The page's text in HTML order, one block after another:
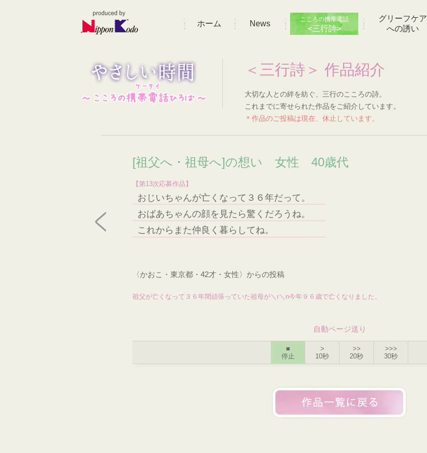
ホーム News こころの携帯電話
<三行詩>
グリーフケア
への誘い
＜三行詩＞ 作品紹介
大切な人との絆を紡ぐ、三行のこころの詩。
これまでに寄せられた作品をご紹介しています。
＊作品のご投稿は現在、休止しています。
[祖父へ・祖母へ]の想い 女性 40歳代
【第13次応募作品】
おじいちゃんが亡くなって３６年だって。
おばあちゃんの顔を見たら驚くだろうね。
これからまた仲良く暮らしてね。
〈かおこ・東京都・42才・女性〉からの投稿
祖父が亡くなって３６年間頑張っていた祖母が＼r＼n今年９６歳で亡くなりました。
自動ページ送り
■
停止
>
10秒
>>
20秒
>>>
30秒